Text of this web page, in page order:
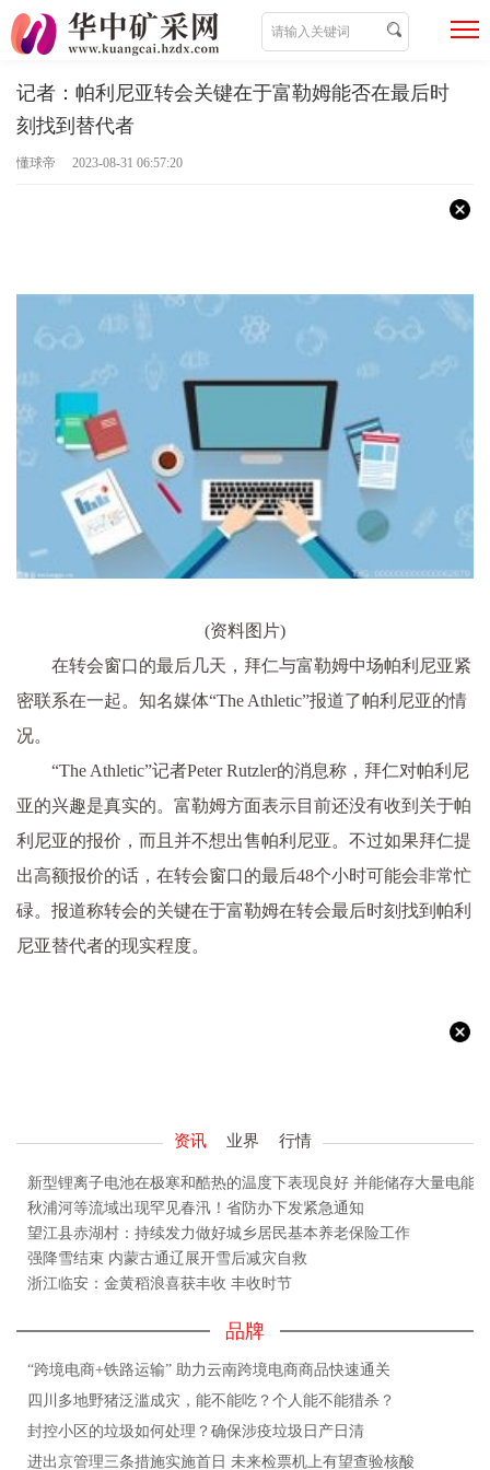
记者：帕利尼亚转会关键在于富勒姆能否在最后时
刻找到替代者
懂球帝 2023-08-31 06:57:20
(资料图片)
在转会窗口的最后几天，拜仁与富勒姆中场帕利尼亚紧
密联系在一起。知名媒体“The Athletic”报道了帕利尼亚的情
况。
“The Athletic”记者Peter Rutzler的消息称，拜仁对帕利尼
亚的兴趣是真实的。富勒姆方面表示目前还没有收到关于帕
利尼亚的报价，而且并不想出售帕利尼亚。不过如果拜仁提
出高额报价的话，在转会窗口的最后48个小时可能会非常忙
碌。报道称转会的关键在于富勒姆在转会最后时刻找到帕利
尼亚替代者的现实程度。
资讯 业界 行情
新型锂离子电池在极寒和酷热的温度下表现良好 并能储存大量电能
秋浦河等流域出现罕见春汛！省防办下发紧急通知
望江县赤湖村：持续发力做好城乡居民基本养老保险工作
强降雪结束 内蒙古通辽展开雪后减灾自救
浙江临安：金黄稻浪喜获丰收 丰收时节
品牌
“跨境电商+铁路运输” 助力云南跨境电商商品快速通关
四川多地野猪泛滥成灾，能不能吃？个人能不能猎杀？
封控小区的垃圾如何处理？确保涉疫垃圾日产日清
进出京管理三条措施实施首日 未来检票机上有望查验核酸